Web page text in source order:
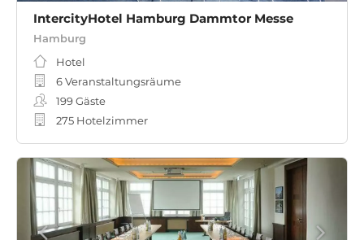
IntercityHotel Hamburg Dammtor Messe
Hamburg
Hotel
6 Veranstaltungsräume
199Gäste
275 Hotelzimmer